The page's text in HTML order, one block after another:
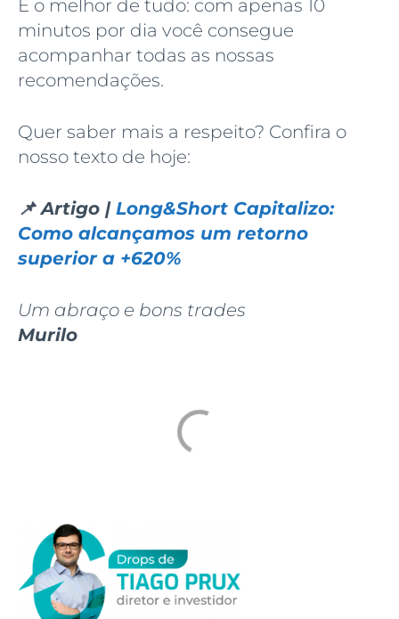
E o melhor de tudo: com apenas 10
minutos por dia você consegue
acompanhar todas as nossas
recomendações.
Quer saber mais a respeito? Confira o
nosso texto de hoje:
📌 Artigo | Long&Short Capitalizo:
Como alcançamos um retorno
superior a +620%
Um abraço e bons trades
Murilo